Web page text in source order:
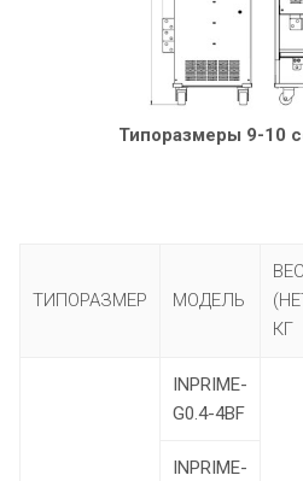
Типоразмеры 9-10
ТИПОРАЗМЕР МОДЕЛЬ
ВЕС
КГ
INPRIME-
G0.4-4BF
INPRIME-